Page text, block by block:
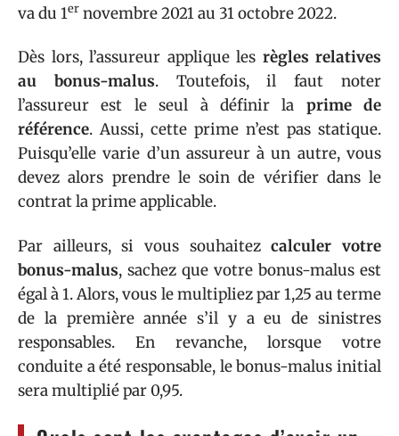
va du 1er novembre 2021 au 31 octobre 2022.
Dès lors, l’assureur applique les règles relatives
au bonus-malus. Toutefois, il faut noter
l’assureur est le seul à définir la prime de
référence. Aussi, cette prime n’est pas statique.
Puisqu’elle varie d’un assureur à un autre, vous
devez alors prendre le soin de vérifier dans le
contrat la prime applicable.
Par ailleurs, si vous souhaitezcalculer votre
bonus-malus, sachez que votre bonus-malus est
égal à 1. Alors, vous le multipliez par 1,25 au terme
de la première année s’il y a eu de sinistres
responsables. En revanche, lorsque votre
conduite a été responsable, le bonus-malus initial
sera multiplié par 0,95.